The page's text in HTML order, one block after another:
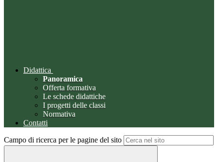
Didattica
Panoramica
Offerta formativa
Le schede didattiche
I progetti delle classi
Normativa
Contatti
Campo di ricerca per le pagine del sito